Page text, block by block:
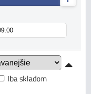
Iba skladom